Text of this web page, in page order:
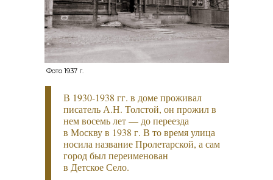
В 1930-1938 гг. в доме проживал
писатель А.Н. Толстой, он прожил в
нем восемь лет — до переезда
в Москву в 1938 г. В то время улица
носила название Пролетарской, а сам
город был переименован
в Детское Село.
Фото 1937 г.